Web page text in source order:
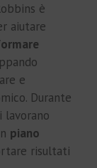
è
aiutare
e
Durante
piano
risultati